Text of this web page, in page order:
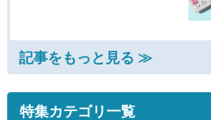
記事をもっと見る ≫
特集カテゴリ一覧